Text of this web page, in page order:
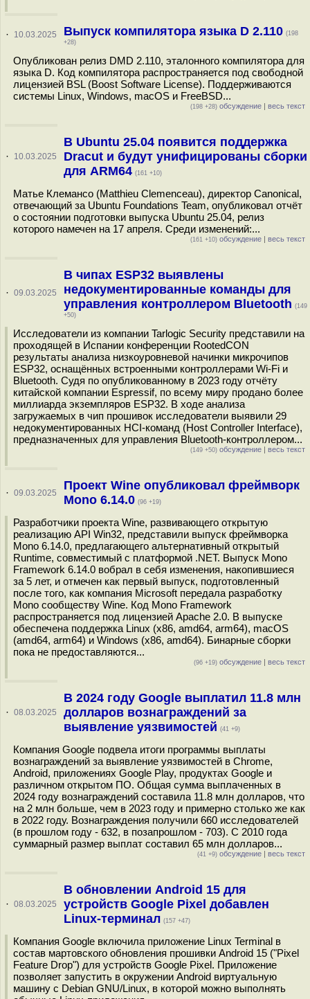
· 10.03.2025 Выпуск компилятора языка D 2.110 (198
+28)
Опубликован релиз DMD 2.110, эталонного компилятора для
языка D. Код компилятора распространяется под свободной
лицензией BSL (Boost Software License). Поддерживаются
системы Linux, Windows, macOS и FreeBSD...
(198 +28) обсуждение | весь текст
· 10.03.2025
В Ubuntu 25.04 появится поддержка
Dracut и будут унифицированы сборки
для ARM64 (161 +10)
Матье Клемансо (Matthieu Clemenceau), директор Canonical,
отвечающий за Ubuntu Foundations Team, опубликовал отчёт
о состоянии подготовки выпуска Ubuntu 25.04, релиз
которого намечен на 17 апреля. Среди изменений:...
(161 +10) обсуждение | весь текст
· 09.03.2025
В чипах ESP32 выявлены
недокументированные команды для
управления контроллером Bluetooth (149
+50)
Исследователи из компании Tarlogic Security представили на
проходящей в Испании конференции RootedCON
результаты анализа низкоуровневой начинки микрочипов
ESP32, оснащённых встроенными контроллерами Wi-Fi и
Bluetooth. Судя по опубликованному в 2023 году отчёту
китайской компании Espressif, по всему миру продано более
миллиарда экземпляров ESP32. В ходе анализа
загружаемых в чип прошивок исследователи выявили 29
недокументированных HCI-команд (Host Controller Interface),
предназначенных для управления Bluetooth-контроллером...
(149 +50) обсуждение | весь текст
· 09.03.2025
Проект Wine опубликовал фреймворк
Mono 6.14.0 (96 +19)
Разработчики проекта Wine, развивающего открытую
реализацию API Win32, представили выпуск фреймворка
Mono 6.14.0, предлагающего альтернативный открытый
Runtime, совместимый с платформой .NET. Выпуск Mono
Framework 6.14.0 вобрал в себя изменения, накопившиеся
за 5 лет, и отмечен как первый выпуск, подготовленный
после того, как компания Microsoft передала разработку
Mono сообществу Wine. Код Mono Framework
распространяется под лицензией Apache 2.0. В выпуске
обеспечена поддержка Linux (x86, amd64, arm64), macOS
(amd64, arm64) и Windows (x86, amd64). Бинарные сборки
пока не предоставляются...
(96 +19) обсуждение | весь текст
· 08.03.2025
В 2024 году Google выплатил 11.8 млн
долларов вознаграждений за
выявление уязвимостей (41 +9)
Компания Google подвела итоги программы выплаты
вознаграждений за выявление уязвимостей в Chrome,
Android, приложениях Google Play, продуктах Google и
различном открытом ПО. Общая сумма выплаченных в
2024 году вознаграждений составила 11.8 млн долларов, что
на 2 млн больше, чем в 2023 году и примерно столько же как
в 2022 году. Вознаграждения получили 660 исследователей
(в прошлом году - 632, в позапрошлом - 703). С 2010 года
суммарный размер выплат составил 65 млн долларов...
(41 +9) обсуждение | весь текст
· 08.03.2025
В обновлении Android 15 для
устройств Google Pixel добавлен
Linux-терминал (157 +47)
Компания Google включила приложение Linux Terminal в
состав мартовского обновления прошивки Android 15 ("Pixel
Feature Drop") для устройств Google Pixel. Приложение
позволяет запустить в окружении Android виртуальную
машину с Debian GNU/Linux, в которой можно выполнять